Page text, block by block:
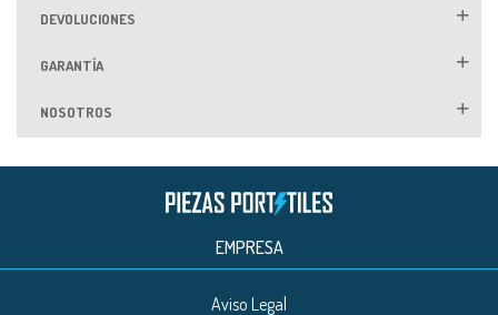
DEVOLUCIONES
GARANTÍA
NOSOTROS
EMPRESA
Aviso Legal